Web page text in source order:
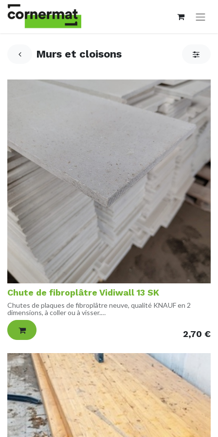
Murs et cloisons
Chute de fibroplâtre Vidiwall 13 SK
Chutes de plaques de fibroplâtre neuve, qualité KNAUF en 2
dimensions, à coller ou à visser.
Parfait pour toutes vos cloisons intérieures. A l'avantage d'être un
matériaux robuste et résistant aux chocs, au feu, avec une bonne
portance et une bonne isolation phonique. Applicable également
DIMENSIONS
Longueur : 2600 m
Epaisseur : 12.5 mm
Largeur : 220 ou 450 mm
DENSITE
1050 kg/m³
Détails techniques dans la fiche technique jointe.
2,70 €